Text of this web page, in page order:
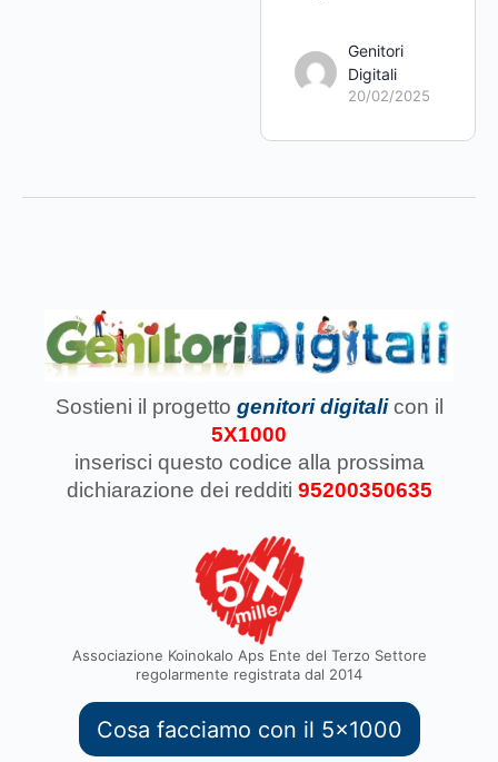
Genitori
Digitali
20/02/2025
Sostieni il progetto genitori digitali con il
5X1000
inserisci questo codice alla prossima
dichiarazione dei redditi 95200350635
Associazione Koinokalo Aps Ente del Terzo Settore
regolarmente registrata dal 2014
Cosa facciamo con il 5x1000